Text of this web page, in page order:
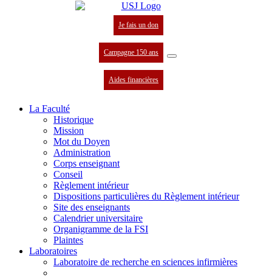
Je fais un don
Campagne 150 ans
Aides financières
La Faculté
Historique
Mission
Mot du Doyen
Administration
Corps enseignant
Conseil
Règlement intérieur
Dispositions particulières du Règlement intérieur
Site des enseignants
Calendrier universitaire
Organigramme de la FSI
Plaintes
Laboratoires
Laboratoire de recherche en sciences infirmières